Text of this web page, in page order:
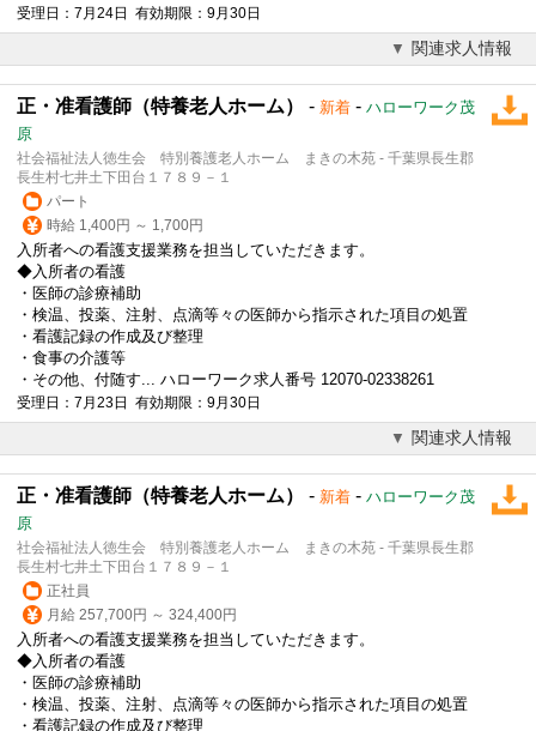
受理日：7月24日 有効期限：9月30日
関連求人情報
正・准看護師（特養老人ホーム） - 新着 - ハローワーク茂
原
社会福祉法人徳生会 特別養護老人ホーム まきの木苑 - 千葉県長生郡
長生村七井土下田台１７８９－１
パート
時給 1,400円 ～ 1,700円
入所者への看護支援業務を担当していただきます。
◆入所者の看護
・医師の診療補助
・検温、投薬、注射、点滴等々の医師から指示された項目の処置
・看護記録の作成及び整理
・食事の介護等
・その他、付随す... ハローワーク求人番号 12070-02338261
受理日：7月23日 有効期限：9月30日
関連求人情報
正・准看護師（特養老人ホーム） - 新着 - ハローワーク茂
原
社会福祉法人徳生会 特別養護老人ホーム まきの木苑 - 千葉県長生郡
長生村七井土下田台１７８９－１
正社員
月給 257,700円 ～ 324,400円
入所者への看護支援業務を担当していただきます。
◆入所者の看護
・医師の診療補助
・検温、投薬、注射、点滴等々の医師から指示された項目の処置
・看護記録の作成及び整理